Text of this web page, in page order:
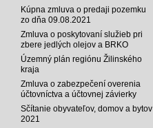
Kúpna zmluva o predaji pozemku
zo dňa 09.08.2021
Zmluva o poskytovaní služieb pri
zbere jedlých olejov a BRKO
Územný plán regiónu Žilinského
kraja
Zmluva o zabezpečení overenia
účtovníctva a účtovnej závierky
Sčítanie obyvateľov, domov a bytov
2021